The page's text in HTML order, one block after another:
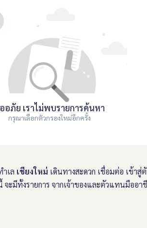
อภัย เราไม่พบรายการค้นหา
กรุณาเลือกตัวกรองใหม่อีกครั้ง
เล เชียงใหม่ เดินทางสะดวก เชื่อมต่อ เข้าสู่
จะมีทั้งรายการ จากเจ้าของและตัวแทนมืออ